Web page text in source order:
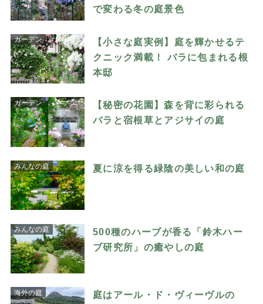
で変わる冬の庭景色
ガーデン
【小さな庭実例】庭を輝かせるテ
クニック満載！ バラに包まれる根
本邸
ガーデン
【秘密の花園】森を背に彩られる
バラと宿根草とアジサイの庭
みんなの庭 夏に涼を得る緑陰の美しい和の庭
みんなの庭
500種のハーブが香る「鈴木ハー
ブ研究所」の癒やしの庭
海外の庭
庭はアール・ド・ヴィーヴルの